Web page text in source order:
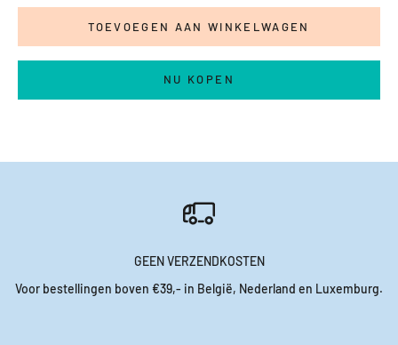
TOEVOEGEN AAN WINKELWAGEN
NU KOPEN
GEEN VERZENDKOSTEN
Voor bestellingen boven €39,- in België, Nederland en Luxemburg.